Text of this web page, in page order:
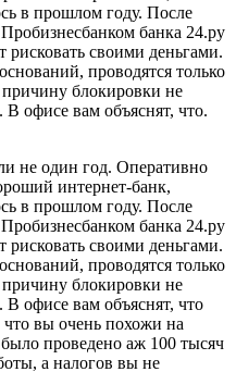
в прошлом году. После
банка 24.ру
рисковать своими деньгами.
проводятся только
блокировки не
офисе вам объяснят, что.
не один год. Оперативно
интернет-банк,
в прошлом году. После
банка 24.ру
рисковать своими деньгами.
проводятся только
блокировки не
офисе вам объяснят, что
что вы очень похожи на
проведено аж 100 тысяч
а налогов вы не